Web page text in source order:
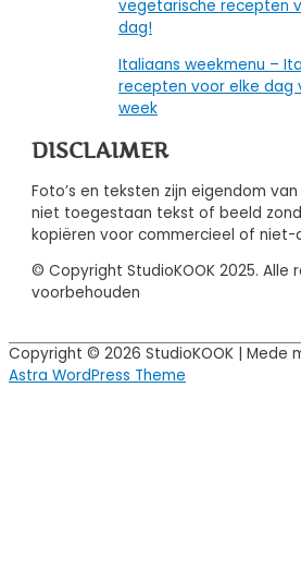
vegetarische recepten
dag!
Italiaans weekmenu –
recepten voor elke dag
week
DISCLAIMER
Foto’s en teksten zijn eigendom van
niet toegestaan tekst of beeld
kopiëren voor commercieel of niet-
© Copyright StudioKOOK 2025. Alle
voorbehouden
Copyright © 2026 StudioKOOK | Mede
Astra WordPress Theme